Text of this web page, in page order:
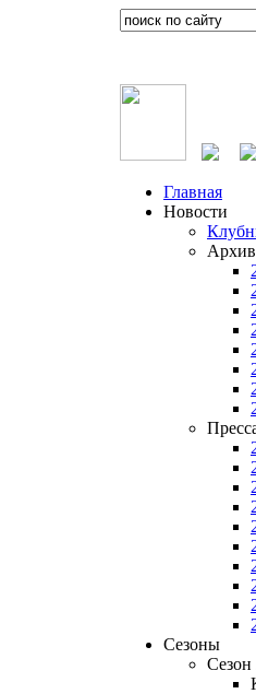
Главная
Новости
Сезоны
Сезон